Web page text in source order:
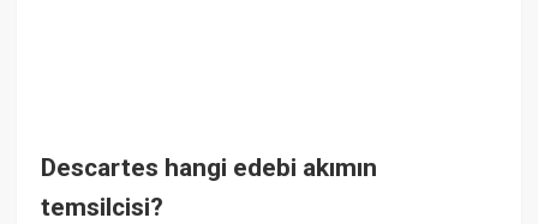
Descartes hangi edebi akımın
temsilcisi?